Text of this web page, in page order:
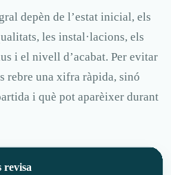
depèn de l’estat inicial, els
les instal·lacions, els
i el nivell d’acabat. Per evitar
rebre una xifra ràpida, sinó
i què pot aparèixer durant
revisa